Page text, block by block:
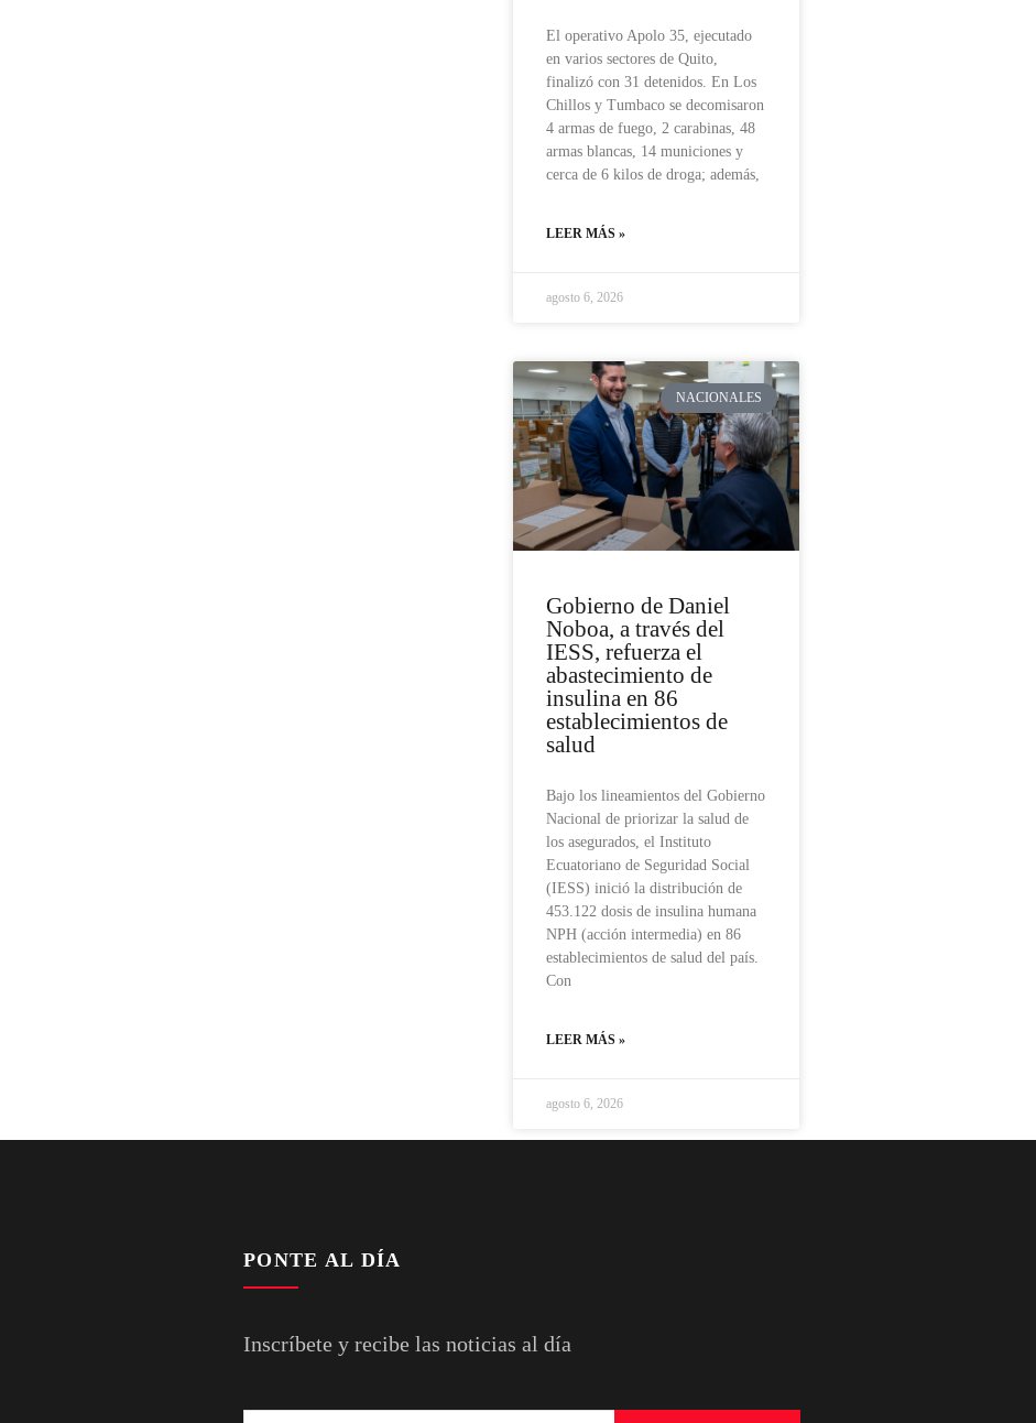
El operativo Apolo 35, ejecutado
en varios sectores de Quito,
finalizó con 31 detenidos. En Los
Chillos y Tumbaco se decomisaron
4 armas de fuego, 2 carabinas, 48
armas blancas, 14 municiones y
cerca de 6 kilos de droga; además,
LEER MÁS »
agosto 6, 2026
NACIONALES
Gobierno de Daniel
Noboa, a través del
IESS, refuerza el
abastecimiento de
insulina en 86
establecimientos de
salud
Bajo los lineamientos del Gobierno
Nacional de priorizar la salud de
los asegurados, el Instituto
Ecuatoriano de Seguridad Social
(IESS) inició la distribución de
453.122 dosis de insulina humana
NPH (acción intermedia) en 86
establecimientos de salud del país.
Con
LEER MÁS »
agosto 6, 2026
PONTE AL DÍA
Inscríbete y recibe las noticias al día